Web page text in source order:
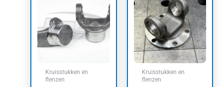
Kruisstukken en
flenzen
Kruisstukken en
flenzen